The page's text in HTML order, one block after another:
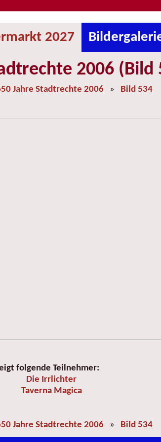
2027
2006 (Bild
Jahre Stadtrechte 2006 » Bild 534
folgende Teilnehmer:
Die Irrlichter
Taverna Magica
Jahre Stadtrechte 2006 » Bild 534